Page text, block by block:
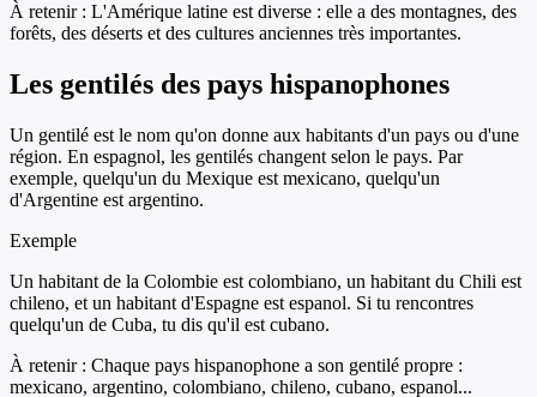
À retenir : L'Amérique latine est diverse : elle a des montagnes, des
forêts, des déserts et des cultures anciennes très importantes.
Les gentilés des pays hispanophones
Un gentilé est le nom qu'on donne aux habitants d'un pays ou d'une
région. En espagnol, les gentilés changent selon le pays. Par
exemple, quelqu'un du Mexique est mexicano, quelqu'un
d'Argentine est argentino.
Exemple
Un habitant de la Colombie est colombiano, un habitant du Chili est
chileno, et un habitant d'Espagne est espanol. Si tu rencontres
quelqu'un de Cuba, tu dis qu'il est cubano.
À retenir : Chaque pays hispanophone a son gentilé propre :
mexicano, argentino, colombiano, chileno, cubano, espanol...